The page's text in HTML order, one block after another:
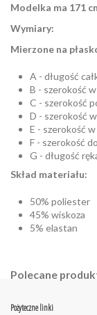
Modelka ma 171
Wymiary:
Mierzone na
A - długość
B - szerokość
C - szerokość
D - szerokość
E - szerokość
F - szerokość
G - długość
Skład materiału:
50% poliester
45% wiskoza
5% elastan
Polecane
Pożyteczne linki